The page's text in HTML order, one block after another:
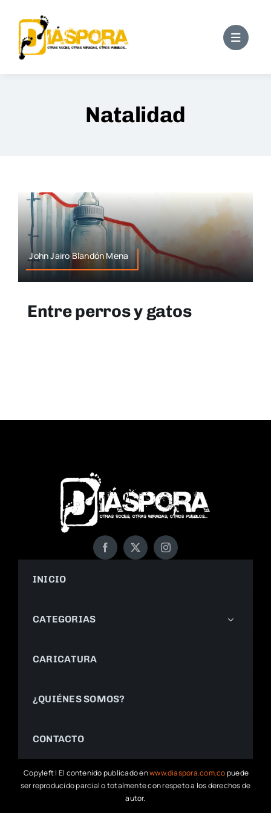
contenido
Natalidad
John Jairo Blandón Mena
Entre perros y gatos
INICIO
CATEGORIAS
CARICATURA
¿QUIÉNES SOMOS?
CONTACTO
Copyleft | El contenido publicado enwww.diaspora.com.copuede
ser reproducido parcial o totalmente con respeto a los derechos de
autor.